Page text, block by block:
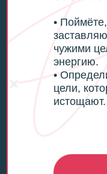
•
чужими
энергию.
•
цели,
истощают.